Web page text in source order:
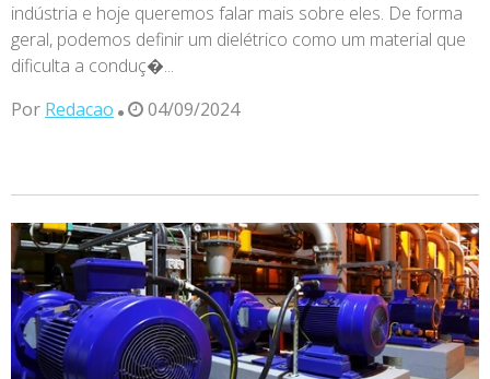
indústria e hoje queremos falar mais sobre eles. De forma
geral, podemos definir um dielétrico como um material que
dificulta a conduç�...
Por Redacao 04/09/2024